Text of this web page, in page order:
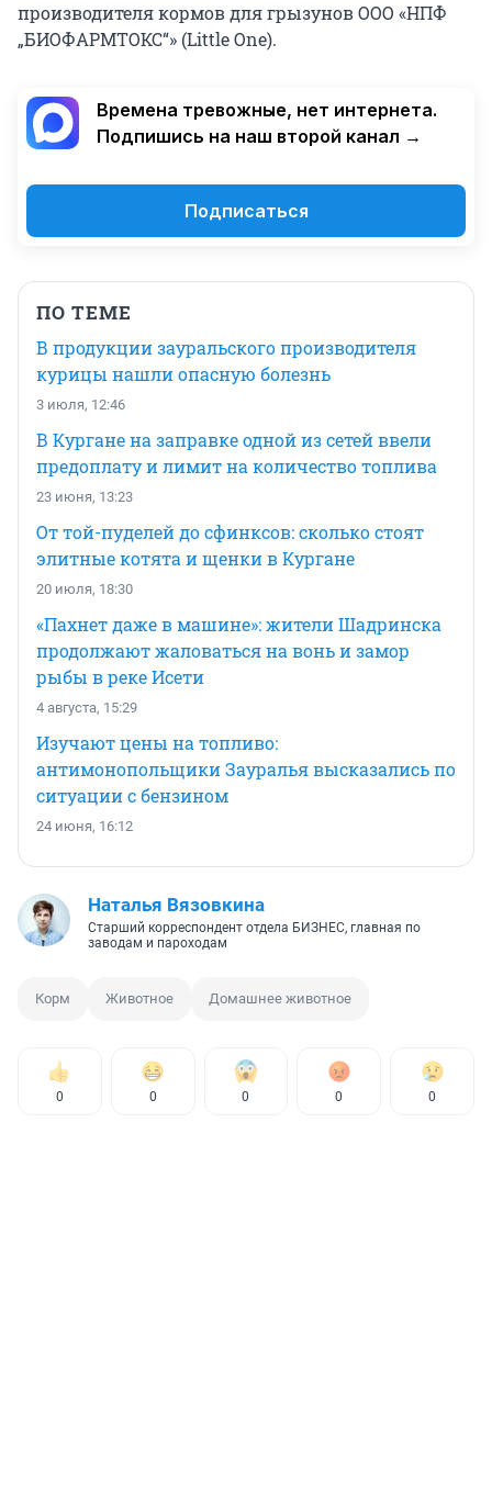
производителя кормов для грызунов ООО «НПФ
„БИОФАРМТОКС“» (Little One).
Времена тревожные, нет интернета.
Подпишись на наш второй канал →
Подписаться
ПО ТЕМЕ
В продукции зауральского производителя
курицы нашли опасную болезнь
3 июля, 12:46
В Кургане на заправке одной из сетей ввели
предоплату и лимит на количество топлива
23 июня, 13:23
От той-пуделей до сфинксов: сколько стоят
элитные котята и щенки в Кургане
20 июля, 18:30
«Пахнет даже в машине»: жители Шадринска
продолжают жаловаться на вонь и замор
рыбы в реке Исети
4 августа, 15:29
Изучают цены на топливо:
антимонопольщики Зауралья высказались по
ситуации с бензином
24 июня, 16:12
Наталья Вязовкина
Старший корреспондент отдела БИЗНЕС, главная по
заводам и пароходам
Корм Животное Домашнее животное
0 0 0 0 0